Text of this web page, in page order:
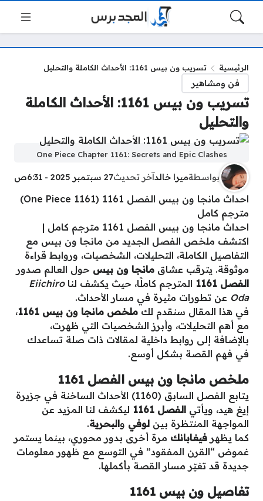
الرئيسية تسريب ون بيس 1161: الأحداث الكاملة والتحليل
فن ومشاهير
تسريب ون بيس 1161: الأحداث الكاملة
والتحليل
One Piece Chapter 1161: Secrets and Epic Clashes
بواسطةميرا خالدآخر تحديث27 سبتمبر 2025 - 6:31ص
احداث مانجا ون بيس الفصل 1161 (One Piece 1161)
مترجم كامل
احداث مانجا ون بيس الفصل 1161 مترجم كامل |
اكتشف ملخص الفصل الجديد من مانجا ون بيس مع
التفاصيل الكاملة، التحليلات، الشخصيات، وروابط قراءة
موثوقة. يترقب عشاق مانجا ون بيس حول العالم صدور
الفصل 1161
المترجم كاملًا، حيث يكشف لناEiichiro
Oda عن تطورات مثيرة في مسار الأحداث.
في هذا المقال سنقدم لك ملخص مانجا ون بيس 1161
،
مع أهم التحليلات، وأبرز الشخصيات التي ظهرت،
بالإضافة إلى روابط داخلية لمقالات ذات صلة تساعدك
في فهم القصة بشكل أوسع.
ملخص مانجا ون بيس الفصل 1161
يتابع الفصل السابق (1160) الأحداث الساخنة في جزيرة
إيغ هيد، ويأتي الفصل 1161
ليكشف لنا المزيد عن
المواجهة المنتظرة بين لوفي والبحرية.
كما يظهر فيغابانك مرة أخرى بدور محوري، بينما يستمر
غموض “القرن المفقود” في التوسع مع ظهور معلومات
جديدة قد تغيّر مسار القصة بأكملها.
تفاصيل ون بيس 1161